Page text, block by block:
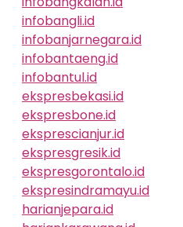
infobangli.id
infobanjarnegara.id
infobantaeng.id
infobantul.id
ekspresbekasi.id
ekspresbone.id
eksprescianjur.id
ekspresgresik.id
ekspresgorontalo.id
ekspresindramayu.id
harianjepara.id